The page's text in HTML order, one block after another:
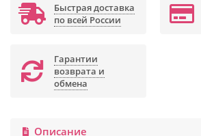
Быстрая доставка
по всей России
Гарантии
возврата и
обмена
Описание